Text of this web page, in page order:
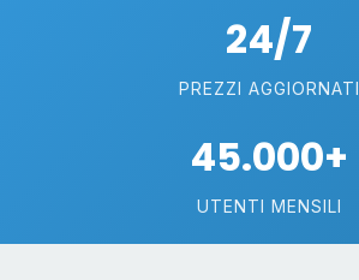
24/7
PREZZI AGGIORNATI
45.000+
UTENTI MENSILI